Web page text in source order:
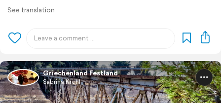
See translation
Griechenland Festland
Sabrina Krehl